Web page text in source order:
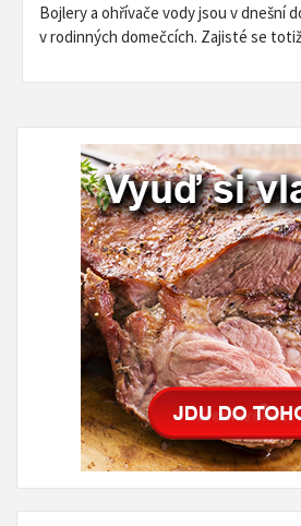
Bojlery a ohřívače vody jsou v dnešní
v rodinných domečcích. Zajisté se